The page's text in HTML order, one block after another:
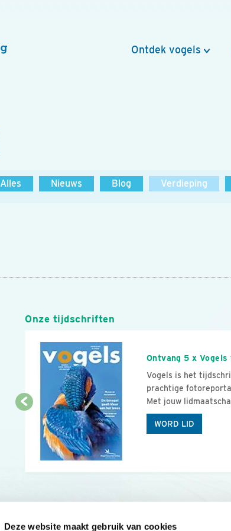
Deze website maakt gebruik van cookies
Ontdek vogels
Alles Nieuws Blog Verdieping
Onze tijdschriften
Ontvang 5 x
Vogels is het
prachtige
Met jouw
WORD LID